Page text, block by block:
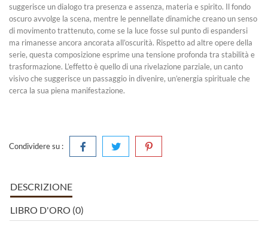
suggerisce un dialogo tra presenza e assenza, materia e spirito. Il fondo
oscuro avvolge la scena, mentre le pennellate dinamiche creano un senso
di movimento trattenuto, come se la luce fosse sul punto di espandersi
ma rimanesse ancora ancorata all’oscurità. Rispetto ad altre opere della
serie, questa composizione esprime una tensione profonda tra stabilità e
trasformazione. L’effetto è quello di una rivelazione parziale, un canto
visivo che suggerisce un passaggio in divenire, un’energia spirituale che
cerca la sua piena manifestazione.
Condividere su :
DESCRIZIONE
LIBRO D'ORO (0)